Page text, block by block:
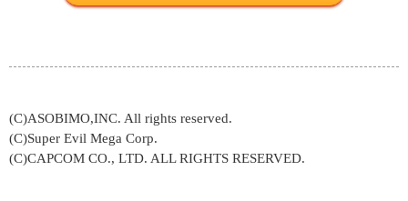
(C)ASOBIMO,INC. All rights reserved.
(C)Super Evil Mega Corp.
(C)CAPCOM CO., LTD. ALL RIGHTS RESERVED.